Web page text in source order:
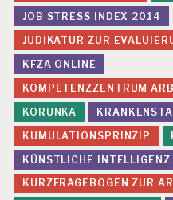
JOB STRESS INDEX 2014
JUDIKATUR ZUR
KFZA ONLINE
KOMPETENZZENTRUM
KORUNKA
KUMULATIONSPRINZIP
KÜNSTLICHE INTELLIGENZ
KURZFRAGEBOGEN ZUR